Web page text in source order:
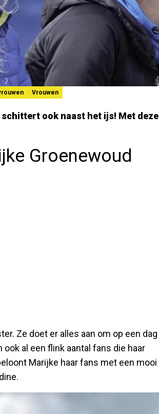
Vrouwen
schittert ook naast het ijs! Met deze
Groenewoud
Ze doet er alles aan om op een dag
al een flink aantal fans die haar
Marijke haar fans met een mooi